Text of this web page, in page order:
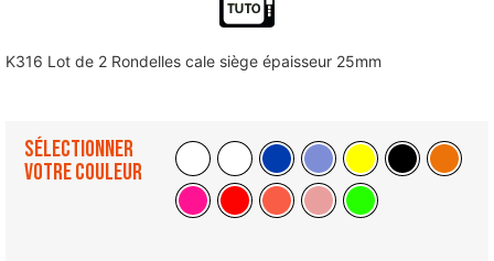
K316 Lot de 2 Rondelles cale siège épaisseur 25mm
Sélectionner
votre couleur